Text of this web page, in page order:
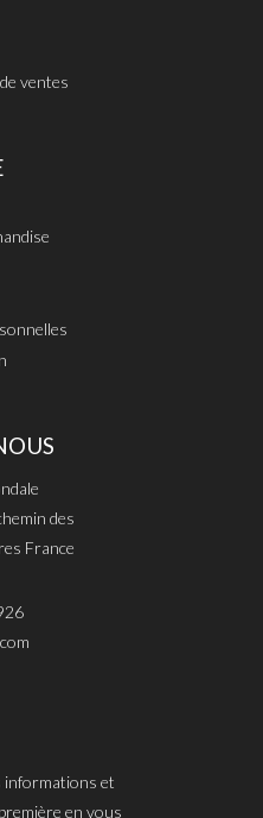
ventes
des
France
informations et
en vous